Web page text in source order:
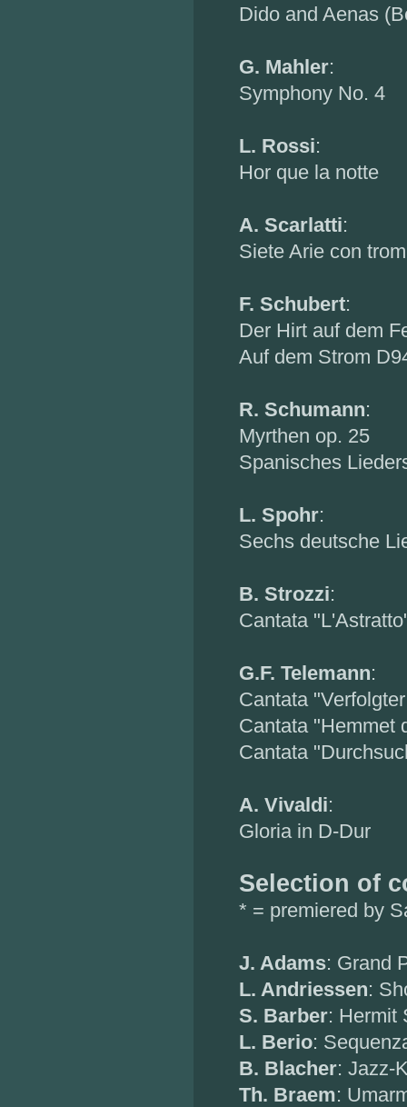
Dido and Aenas
G. Mahler:
Symphony No. 4
L. Rossi:
Hor que la notte
A. Scarlatti:
Siete Arie con
F. Schubert:
Der Hirt auf dem
Auf dem Strom
R. Schumann:
Myrthen op. 25
Spanisches
L. Spohr:
Sechs deutsche
B. Strozzi:
Cantata
G.F. Telemann:
Cantata
Cantata "Hemmet
Cantata
A. Vivaldi:
Gloria in D-Dur
Selection of
* = premiered by
J. Adams: Grand
L. Andriessen:
S. Barber: Hermit
L. Berio:
B. Blacher: Jazz-
Th. Braem: